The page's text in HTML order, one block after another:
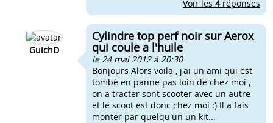
Voir les 4réponses
GuichD
Cylindre top perf noir sur Aerox
qui coule a l'huile
le 24 mai 2012 à 20:30
Bonjours Alors voila , j'ai un ami qui est
tombé en panne pas loin de chez moi ,
on a tracter sont scooter avec un autre
et le scoot est donc chez moi :) Il a fais
monter par quelqu'un un kit...